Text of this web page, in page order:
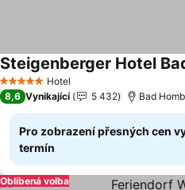
5 Počet hvězdiček
Hotel
Steigenberger Hotel
8,6 Vynikající 5 432 Bad
Pro zobrazení přesných cen
termín
Oblíbená volba